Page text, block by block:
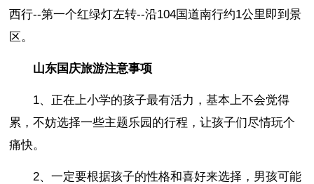
西行--第一个红绿灯左转--沿104国道南行约1公里即到景
区。
山东国庆旅游注意事项
1、正在上小学的孩子最有活力，基本上不会觉得
累，不妨选择一些主题乐园的行程，让孩子们尽情玩个
痛快。
2、一定要根据孩子的性格和喜好来选择，男孩可能